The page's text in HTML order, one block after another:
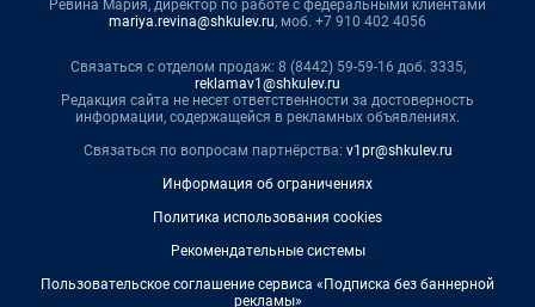
Ревина Мария, директор по работе с федеральными клиентами
mariya.revina@shkulev.ru, моб. +7 910 402 4056
Связаться с отделом продаж: 8 (8442) 59-59-16 доб. 3335,
reklamav1@shkulev.ru
Редакция сайта не несет ответственности за достоверность
информации, содержащейся в рекламных объявлениях.
Связаться по вопросам партнёрства: v1pr@shkulev.ru
Информация об ограничениях
Политика использования cookies
Рекомендательные системы
Пользовательское соглашение сервиса «Подписка без баннерной
рекламы»